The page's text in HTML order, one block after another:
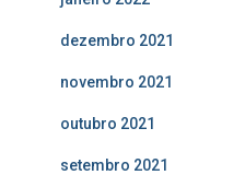
dezembro 2021
novembro 2021
outubro 2021
setembro 2021